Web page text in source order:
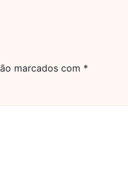
marcados com *